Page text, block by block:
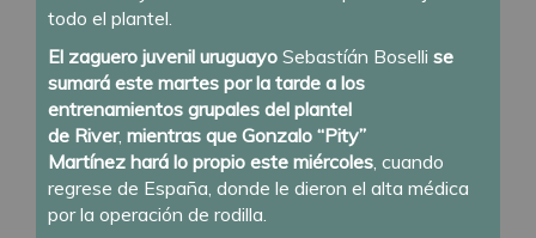
todo el plantel.
El zaguero juvenil uruguayo Sebastíán Boselli se
sumará este martes por la tarde a los
entrenamientos grupales del plantel
de River, mientras que Gonzalo “Pity”
Martínez hará lo propio este miércoles , cuando
regrese de España, donde le dieron el alta médica
por la operación de rodilla.